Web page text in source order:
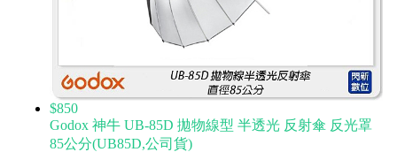
$850
Godox 神牛 UB-85D 拋物線型 半透光 反射傘 反光罩
85公分(UB85D,公司貨)